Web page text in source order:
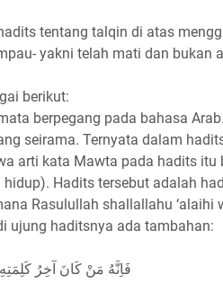
tentang talqin di atas
yakni telah mati dan bukan
berikut:
berpegang pada bahasa
seirama. Ternyata dalam
arti kata Mawta pada hadits itu
Hadits tersebut adalah
Rasulullah shallallahu ‘alaihi
ujung haditsnya ada tambahan:
فَاِنَّهُ مَنْ كَانَ آخِرُ كَلِمَتِهِ